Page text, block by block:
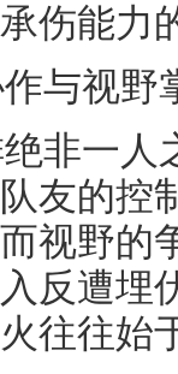
伤能力
与视野
非一人
友的控
视野的
反遭埋
往往始